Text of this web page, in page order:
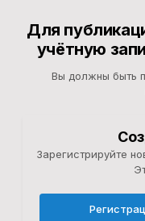
Для
учётную
Вы должны быть
Зарегистрируйте